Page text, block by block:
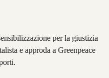
per la giustizia
e approda a Greenpeace